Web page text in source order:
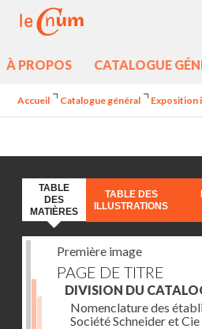
À PROPOS CATALOGUE
Accueil Catalogue général Exposition
TABLE
DES
MATIÈRES
TABLE DES
ILLUSTRATIONS
Première image
PAGE DE TITRE
DIVISION DU
Nomenclature des
Société Schneider et Cie